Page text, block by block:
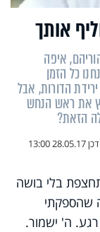
אותך
איפה
כל הזמן
הדורות, אבל
את ראש הנחש
הזאת?
28.05.17 13:00
בלי בושה
שהספקתי
ה' ישמור.